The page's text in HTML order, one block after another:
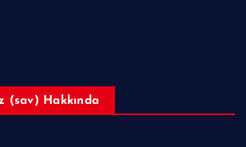
(sav) Hakkında